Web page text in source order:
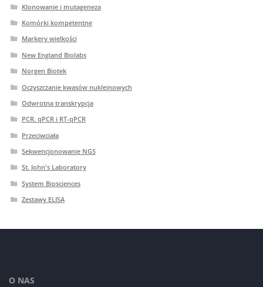
Klonowanie i mutageneza
Komórki kompetentne
Markery wielkości
New England Biolabs
Norgen Biotek
Oczyszczanie kwasów nukleinowych
Odwrotna transkrypcja
PCR. qPCR i RT-qPCR
Przeciwciała
Sekwencjonowanie NGS
St. John's Laboratory
System Biosciences
Zestawy ELISA
O NAS